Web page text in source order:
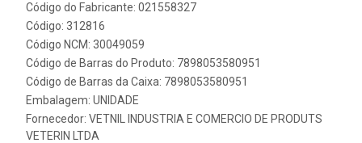
Código do Fabricante: 021558327
Código: 312816
Código NCM: 30049059
Código de Barras do Produto: 7898053580951
Código de Barras da Caixa: 7898053580951
Embalagem: UNIDADE
Fornecedor: VETNIL INDUSTRIA E COMERCIO DE PRODUTS
VETERIN LTDA